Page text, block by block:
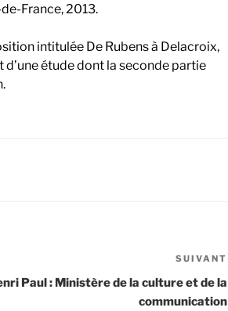
France, 2013.
intitulée De Rubens à Delacroix,
étude dont la seconde partie
SUIVANT
Paul : Ministère de la culture et de la
communication